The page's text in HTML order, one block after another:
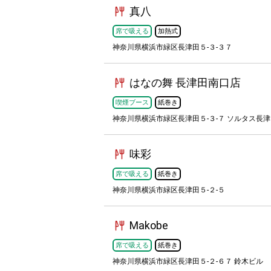
真八
席で吸える 加熱式
神奈川県横浜市緑区長津田５-３-３７
はなの舞 長津田南口店
喫煙ブース 紙巻き
神奈川県横浜市緑区長津田５-３-７ ソルタス長
味彩
席で吸える 紙巻き
神奈川県横浜市緑区長津田５-２-５
Makobe
席で吸える 紙巻き
神奈川県横浜市緑区長津田５-２-６７ 鈴木ビル